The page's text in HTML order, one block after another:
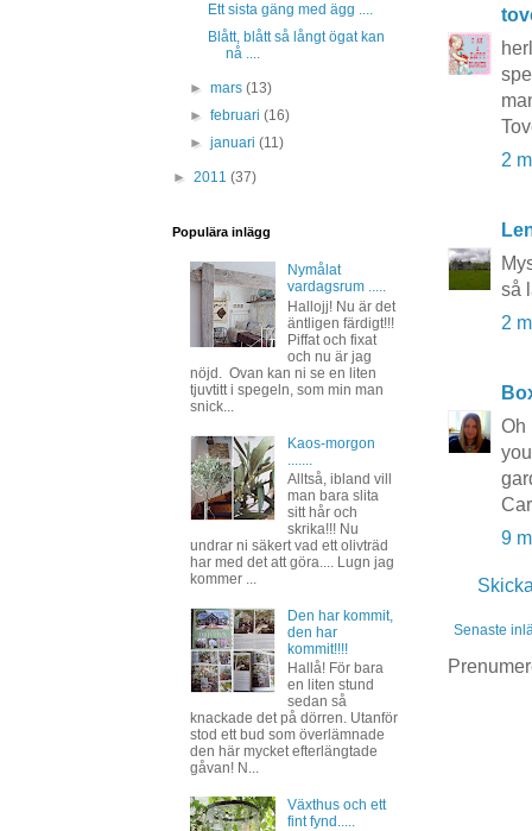
2
så
2
Oh
9
Senaste
Ett sista gäng med ägg ....
Blått, blått så långt ögat kan
nå ....
►mars(13)
►februari(16)
►januari(11)
► 2011 (37)
Populära inlägg
Nymålat
vardagsrum .....
Hallojj! Nu är det
äntligen färdigt!!!
Piffat och fixat
och nu är jag
nöjd. Ovan kan ni se en liten
tjuvtitt i spegeln, som min man
snick...
Kaos-morgon
Alltså, ibland vill
man bara slita
sitt hår och
skrika!!! Nu
undrar ni säkert vad ett olivträd
har med det att göra.... Lugn jag
kommer ...
Den har kommit,
den har
kommit!!!!
Hallå! För bara
en liten stund
sedan så
knackade det på dörren. Utanför
stod ett bud som överlämnade
den här mycket efterlängtade
gåvan! N...
Växthus och ett
fint fynd.....